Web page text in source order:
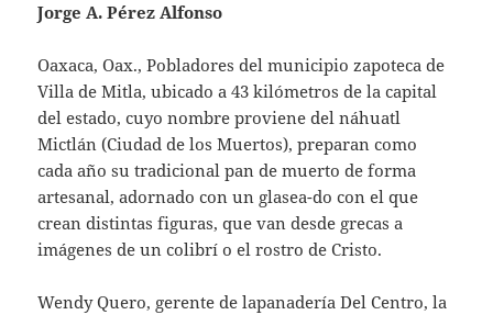
Jorge A. Pérez Alfonso
Oaxaca, Oax., Pobladores del municipio zapoteca de
Villa de Mitla, ubicado a 43 kilómetros de la capital
del estado, cuyo nombre proviene del náhuatl
Mictlán (Ciudad de los Muertos), preparan como
cada año su tradicional pan de muerto de forma
artesanal, adornado con un glasea-do con el que
crean distintas figuras, que van desde grecas a
imágenes de un colibrí o el rostro de Cristo.
Wendy Quero, gerente de lapanadería Del Centro, la